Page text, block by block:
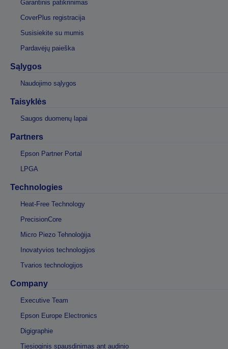
Garantinis patikrinimas
CoverPlus registracija
Susisiekite su mumis
Pardavėjų paieška
Sąlygos
Naudojimo sąlygos
Taisyklės
Saugos duomenų lapai
Partners
Epson Partner Portal
LPGA
Technologies
Heat-Free Technology
PrecisionCore
Micro Piezo Tehnoloģija
Inovatyvios technologijos
Tvarios technologijos
Company
Executive Team
Epson Europe Electronics
Digigraphie
Tiesioginis spausdinimas ant audinio